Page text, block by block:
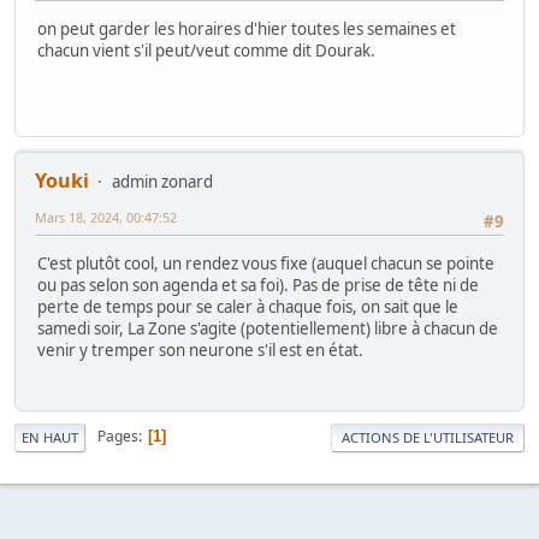
on peut garder les horaires d'hier toutes les semaines et
chacun vient s'il peut/veut comme dit Dourak.
Youki
admin zonard
#9
Mars 18, 2024, 00:47:52
C'est plutôt cool, un rendez vous fixe (auquel chacun se pointe
ou pas selon son agenda et sa foi). Pas de prise de tête ni de
perte de temps pour se caler à chaque fois, on sait que le
samedi soir, La Zone s'agite (potentiellement) libre à chacun de
venir y tremper son neurone s'il est en état.
EN HAUT Pages 1 ACTIONS DE L'UTILISATEUR